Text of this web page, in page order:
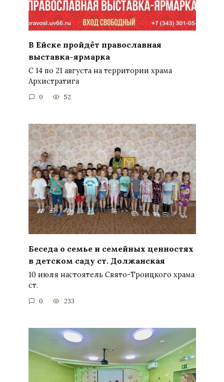
В Ейске пройдёт православная
выставка-ярмарка
С 14 по 21 августа на территории храма
Архистратига
0 52
Беседа о семье и семейных ценностях
в детском саду ст. Должанская
10 июля настоятель Свято-Троицкого храма
ст.
0 233